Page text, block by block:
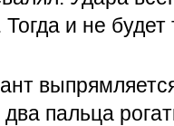
и не будет
пальца